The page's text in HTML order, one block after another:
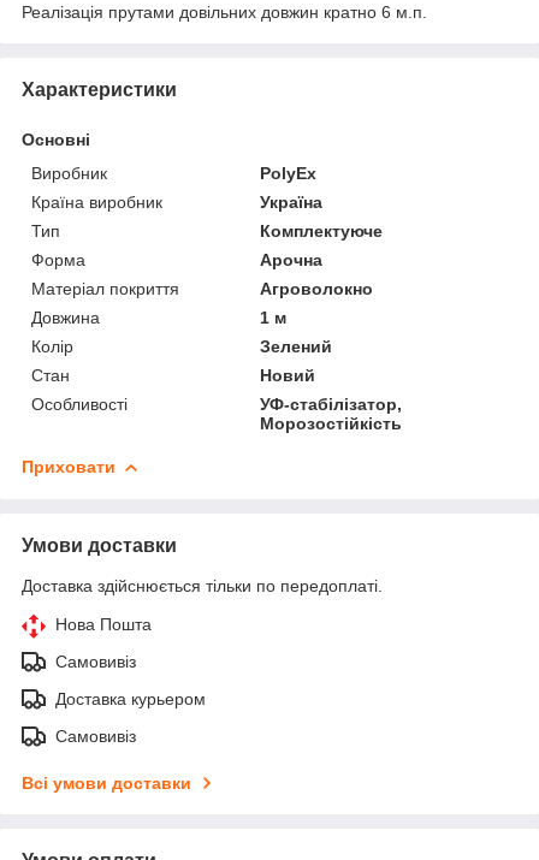
Реалізація прутами довільних довжин кратно 6 м.п.
Характеристики
Основні
Виробник
PolyEx
Країна виробник
Україна
Тип
Комплектуюче
Форма
Арочна
Матеріал покриття
Агроволокно
Довжина
1 м
Колір
Зелений
Стан
Новий
Особливості
УФ-стабілізатор,
Морозостійкість
Приховати
Умови доставки
Доставка здійснюється тільки по передоплаті.
Нова Пошта
Самовивіз
Доставка курьером
Самовивіз
Всі умови доставки